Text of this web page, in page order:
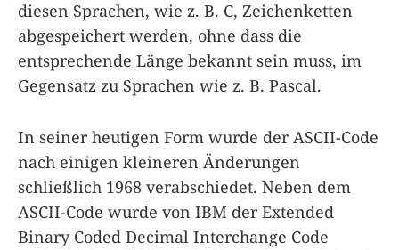
diesen Sprachen, wie z. B. C, Zeichenketten
abgespeichert werden, ohne dass die
entsprechende Länge bekannt sein muss, im
Gegensatz zu Sprachen wie z. B. Pascal.
In seiner heutigen Form wurde der ASCII-Code
nach einigen kleineren Änderungen
schließlich 1968 verabschiedet. Neben dem
ASCII-Code wurde von IBM der Extended
Binary Coded Decimal Interchange Code